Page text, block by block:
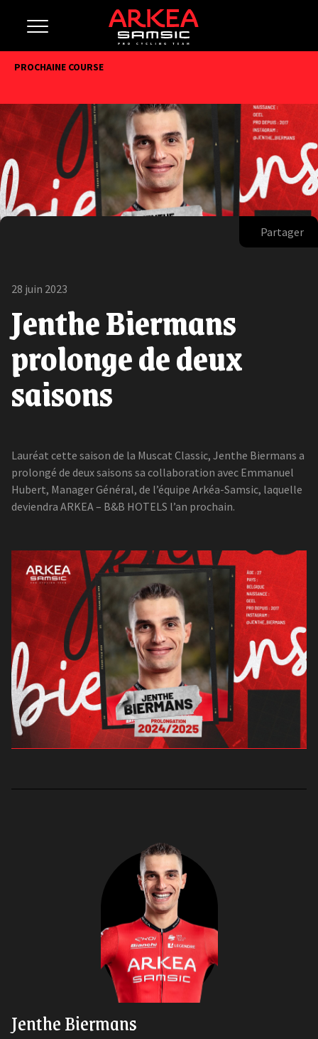
PROCHAINE COURSE
Partager
28 juin 2023
Jenthe Biermans
prolonge de deux
saisons
Lauréat cette saison de la Muscat Classic, Jenthe Biermans a
prolongé de deux saisons sa collaboration avec Emmanuel
Hubert, Manager Général, de l’équipe Arkéa-Samsic, laquelle
deviendra ARKEA – B&B HOTELS l’an prochain.
Jenthe Biermans